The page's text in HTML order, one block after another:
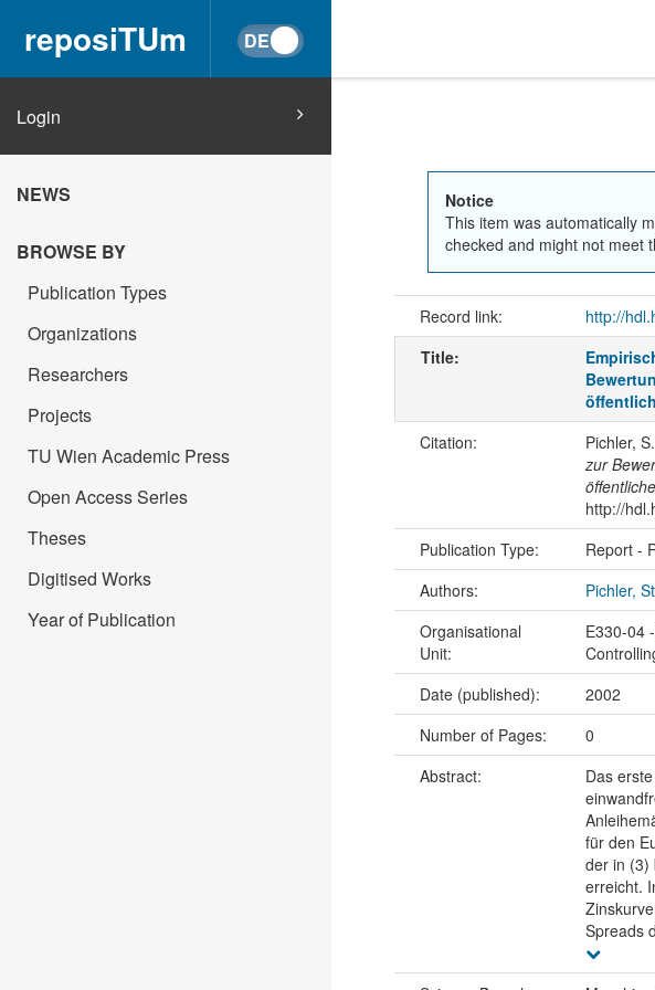
reposiTUm
Login
NEWS
BROWSE BY
Publication Types
Organizations
Researchers
Projects
TU Wien Academic Press
Open Access Series
Theses
Digitised Works
Year of Publication
Notice
This item was automatically
checked and might not meet
Record link: http://
Title:
Citation: Pichler,
zur
http://
Publication Type: Report -
Authors:
Pichler,
Organisational
Unit:
E330-04
Date (published): 2002
Number of Pages:
0
Abstract:
Das
für den
der in (3)
erreicht.
Spreads